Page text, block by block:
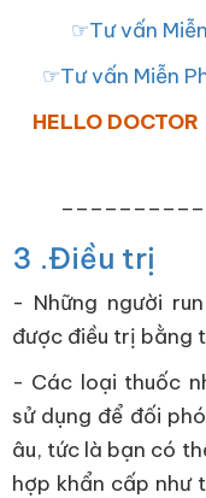
☞Tư vấn
☞Tư vấn Miễn
HELLO DOCTOR
3 .Điều trị
- Những người
được điều trị bằng
- Các loại thuốc
sử dụng để đối
âu, tức là bạn có
hợp khẩn cấp như